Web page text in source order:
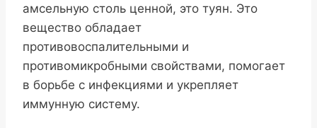
амсельную столь ценной, это туян. Это
вещество обладает
противовоспалительными и
противомикробными свойствами, помогает
в борьбе с инфекциями и укрепляет
иммунную систему.